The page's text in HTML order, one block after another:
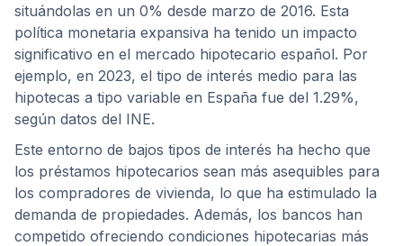
situándolas en un 0% desde marzo de 2016. Esta
política monetaria expansiva ha tenido un impacto
significativo en el mercado hipotecario español. Por
ejemplo, en 2023, el tipo de interés medio para las
hipotecas a tipo variable en España fue del 1.29%,
según datos del INE.
Este entorno de bajos tipos de interés ha hecho que
los préstamos hipotecarios sean más asequibles para
los compradores de vivienda, lo que ha estimulado la
demanda de propiedades. Además, los bancos han
competido ofreciendo condiciones hipotecarias más